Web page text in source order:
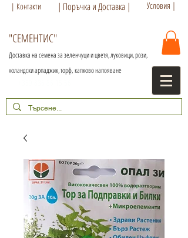
| Контакти | Поръчка и Доставка | Условия |
"СЕМЕНТИС"
Доставка на семена за зеленчуци и цветя, луковици, рози,
холандски арпаджик, торф,капково напояване